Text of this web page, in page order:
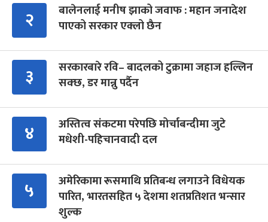
२
बालेनलाई मनीष झाको जवाफ : महान जनादेश
पाएको सरकार एक्लो छैन
३
सरकारबारे रवि– बादलको टुक्रामा जहाज हल्लिन
सक्छ, डर मान्नु पर्दैन
४
अस्तित्व संकटमा परेपछि मोर्चाबन्दीमा जुटे
मधेशी-पहिचानवादी दल
५
अमेरिकामा रूसमाथि प्रतिबन्ध लगाउने विधेयक
पारित, भारतसहित ५ देशमा शतप्रतिशत भन्सार
शुल्क